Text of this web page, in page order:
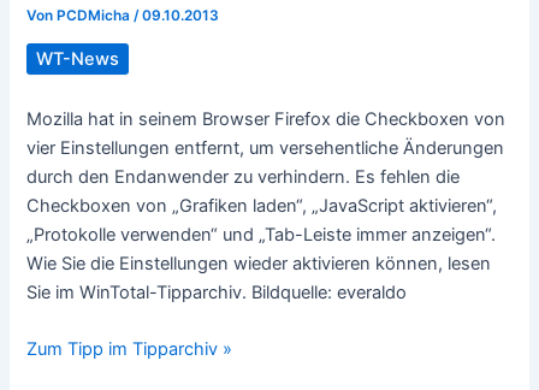
Von PCDMicha/09.10.2013
WT-News
Mozilla hat in seinem Browser Firefox die Checkboxen von
vier Einstellungen entfernt, um versehentliche Änderungen
durch den Endanwender zu verhindern. Es fehlen die
Checkboxen von „Grafiken laden“, „JavaScript aktivieren“,
„Protokolle verwenden“ und „Tab-Leiste immer anzeigen“.
Wie Sie die Einstellungen wieder aktivieren können, lesen
Sie im WinTotal-Tipparchiv. Bildquelle: everaldo
Zum Tipp im Tipparchiv »